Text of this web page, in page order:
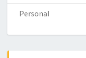
Personal